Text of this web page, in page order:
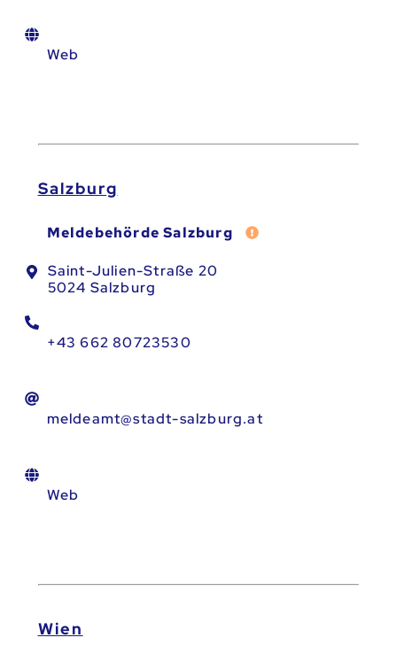
Web
Salzburg
Meldebehörde Salzburg Fehler melden
Saint-Julien-Straße 20
5024 Salzburg
+43 662 80723530
meldeamt@stadt-salzburg.at
Web
Wien